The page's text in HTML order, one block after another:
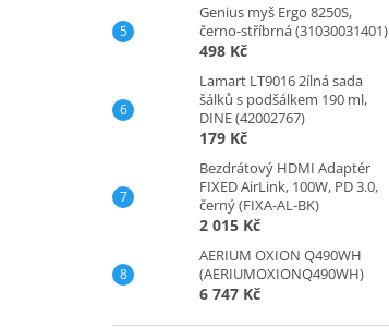
Genius myš Ergo 8250S,
černo-stříbrná (31030031401)
498 Kč
Lamart LT9016 2ílná sada
šálků s podšálkem 190 ml,
DINE (42002767)
179 Kč
Bezdrátový HDMI Adaptér
FIXED AirLink, 100W, PD 3.0,
černý (FIXA-AL-BK)
2 015 Kč
AERIUM OXION Q490WH
(AERIUMOXIONQ490WH)
6 747 Kč